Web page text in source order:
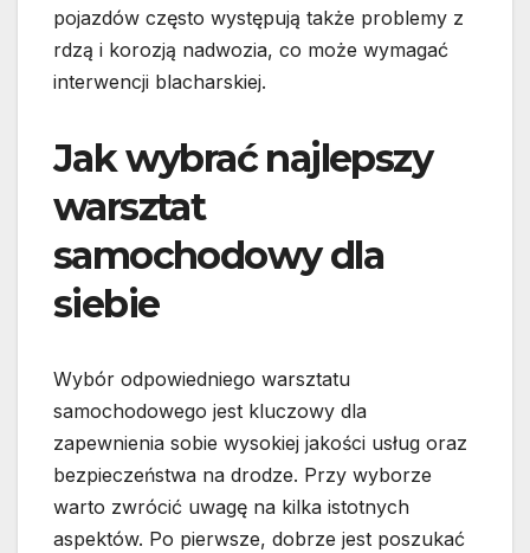
pojazdów często występują także problemy z
rdzą i korozją nadwozia, co może wymagać
interwencji blacharskiej.
Jak wybrać najlepszy
warsztat
samochodowy dla
siebie
Wybór odpowiedniego warsztatu
samochodowego jest kluczowy dla
zapewnienia sobie wysokiej jakości usług oraz
bezpieczeństwa na drodze. Przy wyborze
warto zwrócić uwagę na kilka istotnych
aspektów. Po pierwsze, dobrze jest poszukać